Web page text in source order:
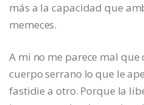
más a la capacidad que
memeces.
A mi no me parece mal que
cuerpo serrano lo que le
fastidie a otro. Porque la